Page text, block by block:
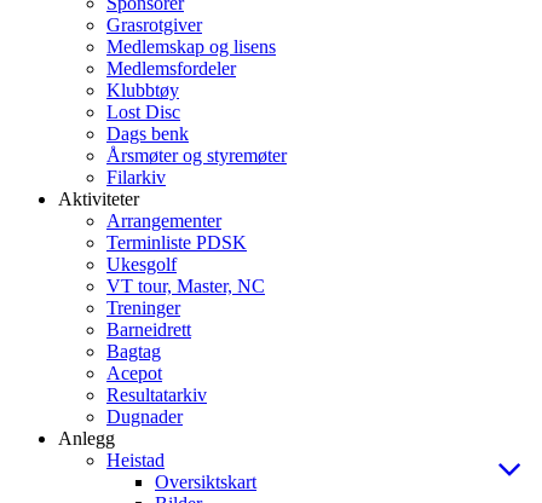
Grasrotgiver
Medlemskap og lisens
Medlemsfordeler
Klubbtøy
Lost Disc
Dags benk
Årsmøter og styremøter
Filarkiv
Aktiviteter
Arrangementer
Terminliste PDSK
Ukesgolf
VT tour, Master, NC
Treninger
Barneidrett
Bagtag
Acepot
Resultatarkiv
Dugnader
Anlegg
Heistad
Oversiktskart